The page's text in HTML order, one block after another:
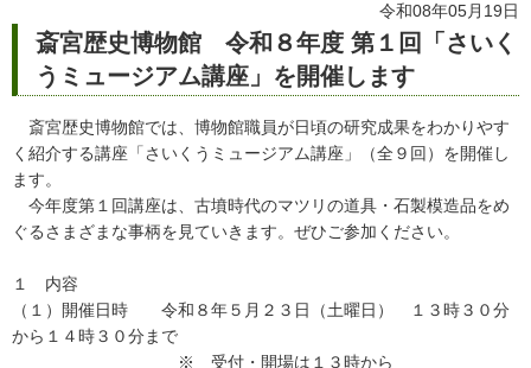
令和08年05月19日
斎宮歴史博物館 令和８年度 第１回「さいく
うミュージアム講座」を開催します
斎宮歴史博物館では、博物館職員が日頃の研究成果をわかりやす
く紹介する講座「さいくうミュージアム講座」（全９回）を開催し
ます。
今年度第１回講座は、古墳時代のマツリの道具・石製模造品をめ
ぐるさまざまな事柄を見ていきます。ぜひご参加ください。
１ 内容
（１）開催日時 令和８年５月２３日（土曜日） １３時３０分
から１４時３０分まで
※ 受付・開場は１３時から